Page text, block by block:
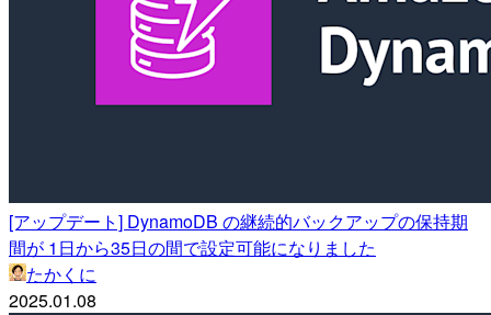
[アップデート] DynamoDB の継続的バックアップの保持期
間が 1日から35日の間で設定可能になりました
たかくに
2025.01.08